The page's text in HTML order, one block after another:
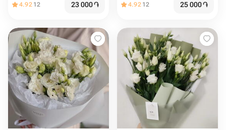
4.92 12 23 000֏ 4.92 12 25 000֏